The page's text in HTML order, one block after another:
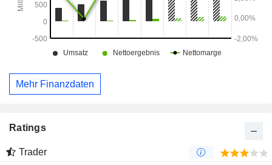
Mehr Finanzdaten
Ratings
Trader